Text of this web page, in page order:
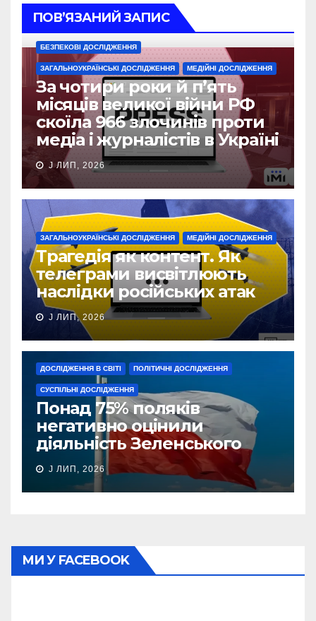
ПОВ’ЯЗАНИЙ ЗАПИС
БЕЗПЕКОВІ ДОСЛІДЖЕННЯ
ЗАГАЛЬНОУКРАЇНСЬКІ ДОСЛІДЖЕННЯ МЕДІЙНІ ДОСЛІДЖЕННЯ
За чотири роки й п’ять
місяців великої війни РФ
скоїла 966 злочинів проти
медіа і журналістів в Україні
J ЛИП, 2026
ЗАГАЛЬНОУКРАЇНСЬКІ ДОСЛІДЖЕННЯ МЕДІЙНІ ДОСЛІДЖЕННЯ
Трагедія як контент. Як
телеграми висвітлюють
наслідки російських атак
J ЛИП, 2026
ДОСЛІДЖЕННЯ В СВІТІ ПОЛІТИЧНІ ДОСЛІДЖЕННЯ
СУСПІЛЬНІ ДОСЛІДЖЕННЯ
Понад 75% поляків
негативно оцінили
діяльність Зеленського
J ЛИП, 2026
МИ У FACEBOOK